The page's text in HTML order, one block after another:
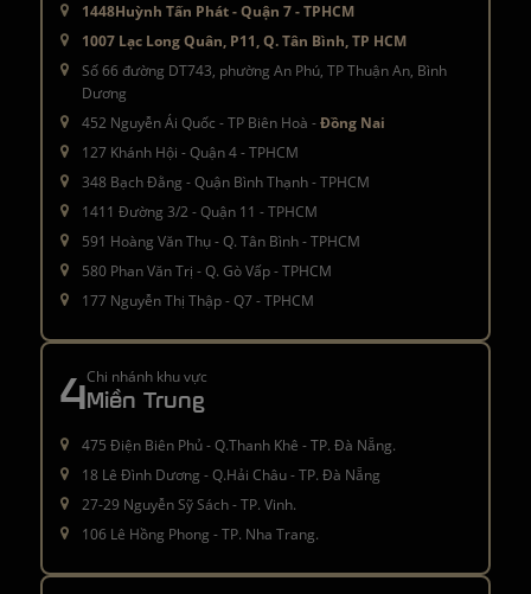
1448Huỳnh Tấn Phát - Quận 7 - TPHCM
1007 Lạc Long Quân, P11, Q. Tân Bình, TP HCM
Số 66 đường DT743, phường An Phú, TP Thuận An, Bình
Dương
452 Nguyễn Ái Quốc - TP Biên Hoà -Đồng Nai
127 Khánh Hội - Quận 4 - TPHCM
348 Bạch Đằng - Quận Bình Thạnh - TPHCM
1411 Đường 3/2 - Quận 11 - TPHCM
591 Hoàng Văn Thụ - Q. Tân Bình - TPHCM
580 Phan Văn Trị - Q. Gò Vấp - TPHCM
177 Nguyễn Thị Thập - Q7 - TPHCM
4Chi nhánh khu vực
Miền Trung
475 Điện Biên Phủ - Q.Thanh Khê - TP. Đà Nẵng.
18 Lê Đình Dương - Q.Hải Châu - TP. Đà Nẵng
27-29 Nguyễn Sỹ Sách - TP. Vinh.
106 Lê Hồng Phong - TP. Nha Trang.